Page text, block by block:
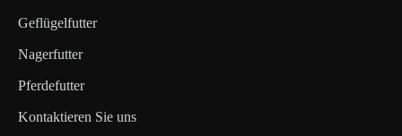
Geflügelfutter
Nagerfutter
Pferdefutter
Kontaktieren Sie uns